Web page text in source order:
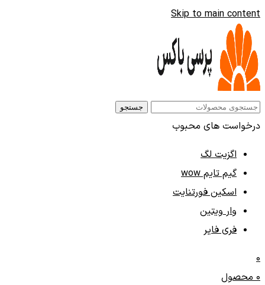
Skip to main content
جستجو
درخواست های محبوب
اگزیت لگ
گیم تایم wow
اسکین فورتنایت
وار ویتین
فری فایر
0
0 محصول